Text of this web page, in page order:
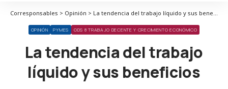
Corresponsables > Opinión > La tendencia del trabajo líquido y sus beneficios
OPINIÓN PYMES ODS 8 TRABAJO DECENTE Y CRECIMIENTO ECONÓMICO
La tendencia del trabajo
líquido y sus beneficios